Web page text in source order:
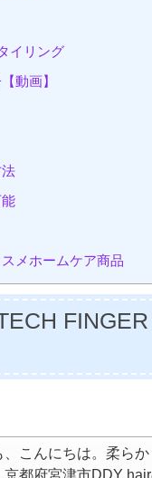
イリング
動画】
メホームケア商品
、こんにちは。柔ら
京都府宮津市DDY hair